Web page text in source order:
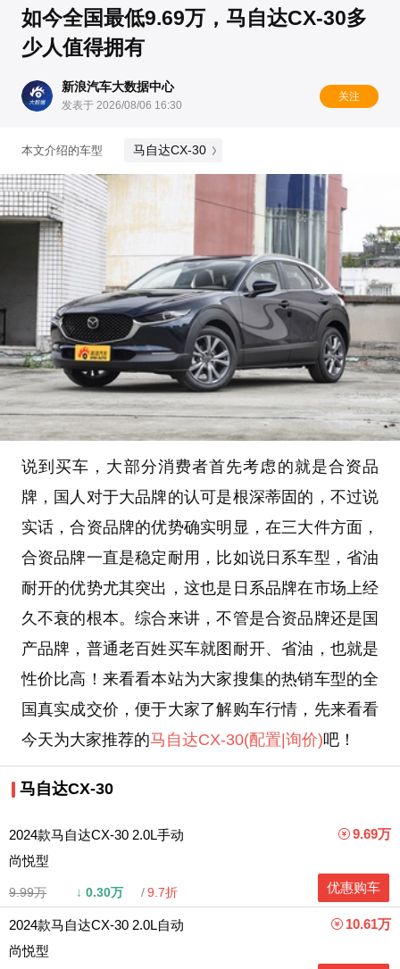
如今全国最低9.69万，马自达CX-30多
少人值得拥有
新浪汽车大数据中心
发表于 2026/08/06 16:30
关注
本文介绍的车型 马自达CX-30
说到买车，大部分消费者首先考虑的就是合资品
牌，国人对于大品牌的认可是根深蒂固的，不过说
实话，合资品牌的优势确实明显，在三大件方面，
合资品牌一直是稳定耐用，比如说日系车型，省油
耐开的优势尤其突出，这也是日系品牌在市场上经
久不衰的根本。综合来讲，不管是合资品牌还是国
产品牌，普通老百姓买车就图耐开、省油，也就是
性价比高！来看看本站为大家搜集的热销车型的全
国真实成交价，便于大家了解购车行情，先来看看
今天为大家推荐的马自达CX-30(配置 |询价)吧！
马自达CX-30
2024款马自达CX-30 2.0L手动
尚悦型
9.99万 ↓ 0.30万 9.7折
9.69万
优惠购车
2024款马自达CX-30 2.0L自动
尚悦型
10.61万